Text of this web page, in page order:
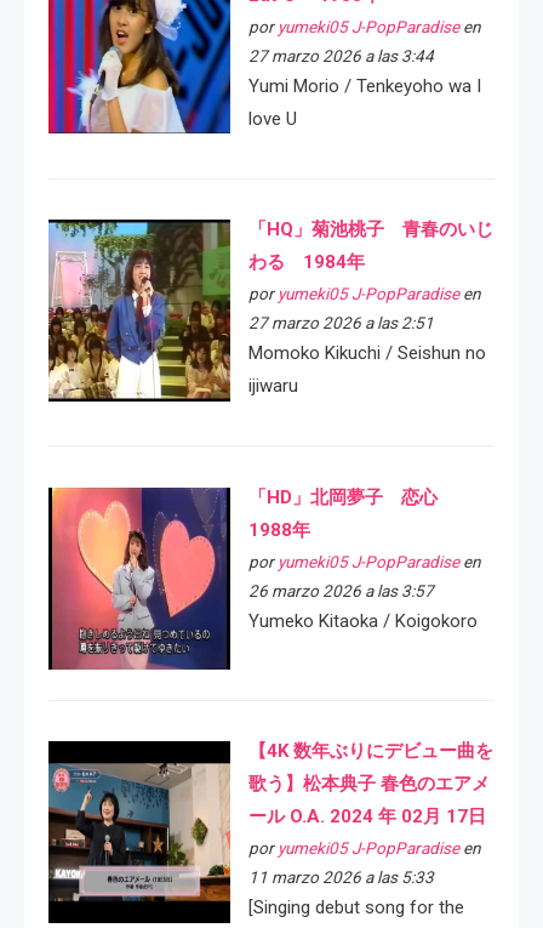
por yumeki05 J-PopParadiseen
27 marzo 2026 a las 3:44
Yumi Morio / Tenkeyoho wa I
love U
「HQ」菊池桃子 青春のいじ
わる 1984年
por yumeki05 J-PopParadiseen
27 marzo 2026 a las 2:51
Momoko Kikuchi / Seishun no
ijiwaru
「HD」北岡夢子 恋心
1988年
por yumeki05 J-PopParadiseen
26 marzo 2026 a las 3:57
Yumeko Kitaoka / Koigokoro
【4K 数年ぶりにデビュー曲を
歌う】松本典子 春色のエアメ
ール O.A. 2024 年 02月 17日
por yumeki05 J-PopParadiseen
11 marzo 2026 a las 5:33
[Singing debut song for the